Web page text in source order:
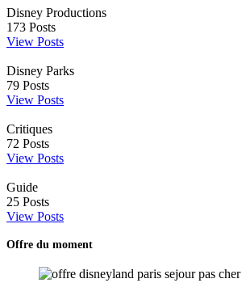
Disney Productions
173 Posts
View Posts
Disney Parks
79 Posts
View Posts
Critiques
72 Posts
View Posts
Guide
25 Posts
View Posts
Offre du moment